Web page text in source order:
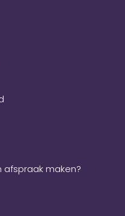
afspraak maken?